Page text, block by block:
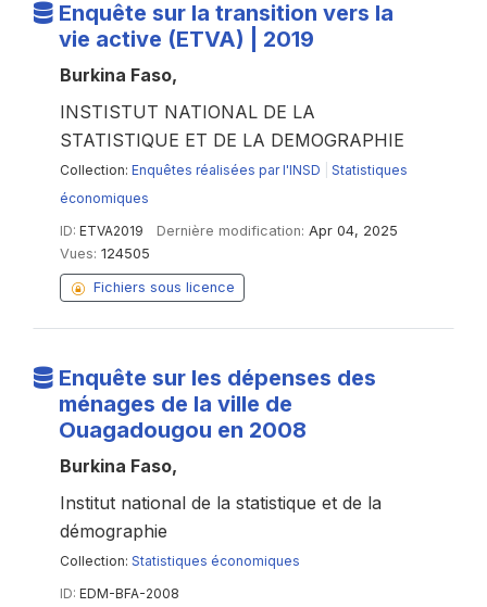
Enquête sur la transition vers la
vie active (ETVA) | 2019
Burkina Faso,
INSTISTUT NATIONAL DE LA
STATISTIQUE ET DE LA DEMOGRAPHIE
Collection: Enquêtes réalisées par l'INSD
Statistiques
économiques
ID: ETVA2019 Dernière modification: Apr 04, 2025
Vues: 124505
Fichiers sous licence
Enquête sur les dépenses des
ménages de la ville de
Ouagadougou en 2008
Burkina Faso,
Institut national de la statistique et de la
démographie
Collection: Statistiques économiques
ID: EDM-BFA-2008